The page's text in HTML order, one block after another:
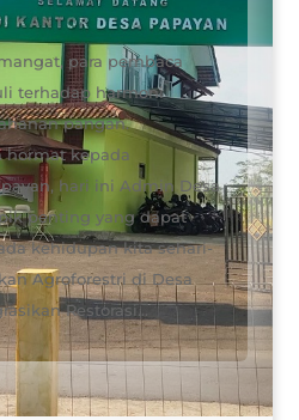
para pembaca
terhadap harmoni
pangan.
hormat kepada
hari ini Admin Desa
penting yang dapat
kehidupan kita sehari-
Agroforestri di Desa
Restorasi...